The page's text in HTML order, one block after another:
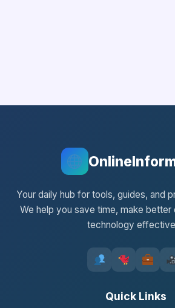
Your daily hub for tools, guides, and
We help you save time, make better
technology
Quick Links